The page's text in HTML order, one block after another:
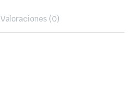
Valoraciones (0)